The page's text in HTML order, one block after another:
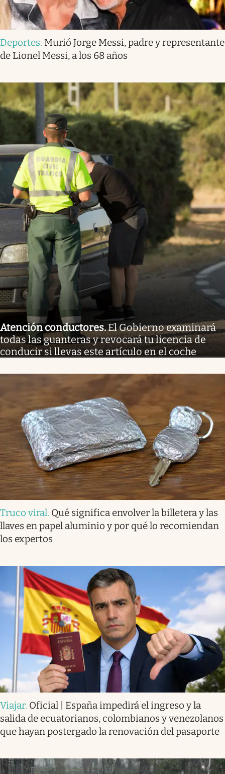
Deportes. Murió Jorge Messi, padre y representante
de Lionel Messi, a los 68 años
Atención conductores.El Gobierno examinará
todas las guanteras y revocará tu licencia de
conducir si llevas este artículo en el coche
Truco viral. Qué significa envolver la billetera y las
llaves en papel aluminio y por qué lo recomiendan
los expertos
Viajar. Oficial | España impedirá el ingreso y la
salida de ecuatorianos, colombianos y venezolanos
que hayan postergado la renovación del pasaporte